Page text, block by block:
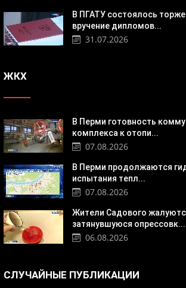
В ПГАТУ состоялось
вручение дипломов...
31.07.2026
ЖКХ
В Перми готовность
комплекса к отопи...
07.08.2026
В Перми продолжаются
испытания тепл...
07.08.2026
Жители Садового
затянувшуюся опрессовк...
06.08.2026
СЛУЧАЙНЫЕ ПУБЛИКАЦИИ